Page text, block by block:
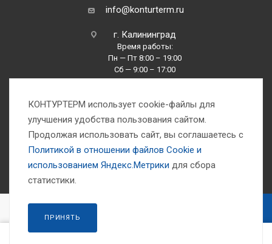
info@konturterm.ru
г. Калининград
Время работы:
Пн — Пт 8:00 – 19:00
Сб — 9:00 – 17:00
Вс —10:00 – 16:00
1993-2026 © Компания «Контуртерм» — инженерно-торговый центр
КОНТУРТЕРМ использует cookie-файлы для
улучшения удобства пользования сайтом.
Продолжая использовать сайт, вы соглашаетесь с
Политикой в отношении файлов Сookie и
использованием Яндекс.Метрики для сбора
статистики.
ПРИНЯТЬ